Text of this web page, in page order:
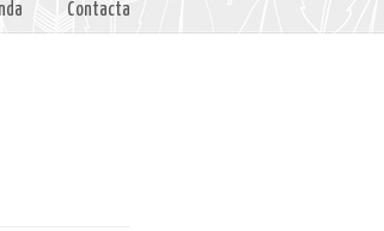
Contacta